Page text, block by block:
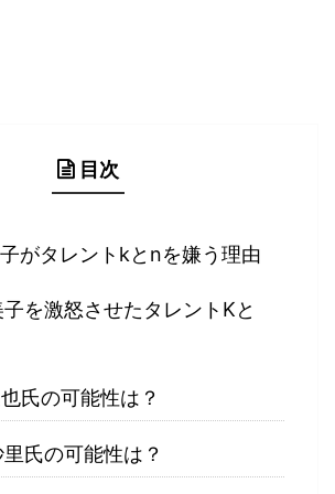
目次
がタレントkとnを嫌う理由
を激怒させたタレントKと
氏の可能性は？
氏の可能性は？